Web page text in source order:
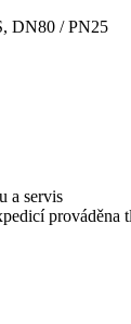
DN80 / PN25
a servis
prováděna